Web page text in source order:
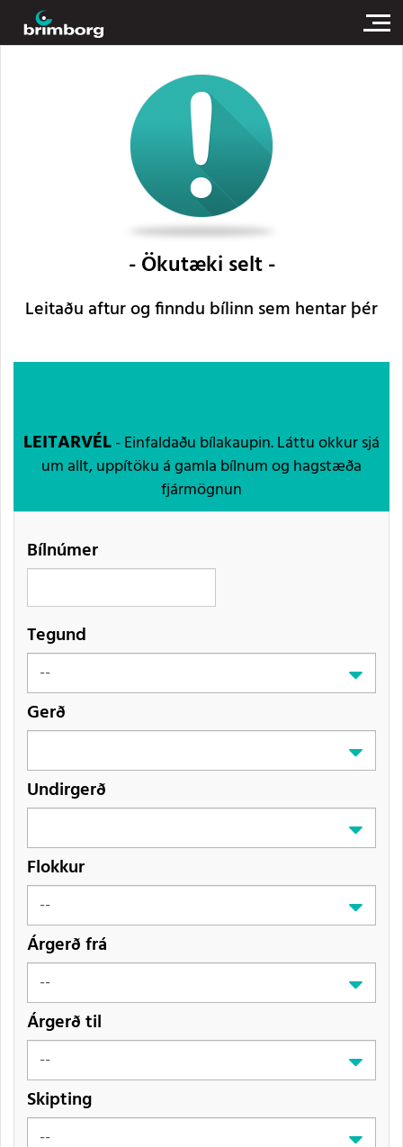
Ökutæki selt
Leitaðu aftur og finndu bílinn sem hentar þér
LEITARVÉL- Einfaldaðu bílakaupin. Láttu okkur sjá
um allt, uppítöku á gamla bílnum og hagstæða
fjármögnun
Bílnúmer
Tegund
Gerð
Undirgerð
Flokkur
Árgerð frá
Árgerð til
Skipting